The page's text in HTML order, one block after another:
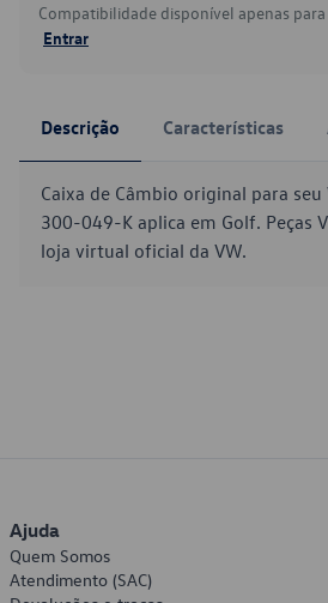
Compatibilidade disponível apenas
Entrar
Descrição Características
Caixa de Câmbio original para
300-049-K aplica em Golf. Peças
loja virtual oficial da VW.
Ajuda
Quem Somos
Atendimento (SAC)